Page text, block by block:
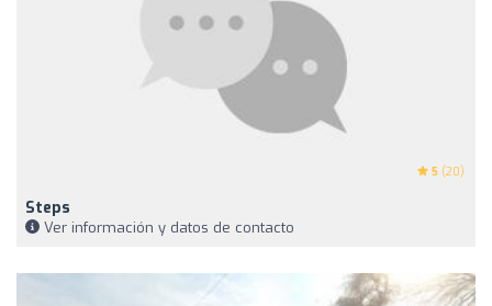
5 (20)
Steps
Ver información y datos de contacto